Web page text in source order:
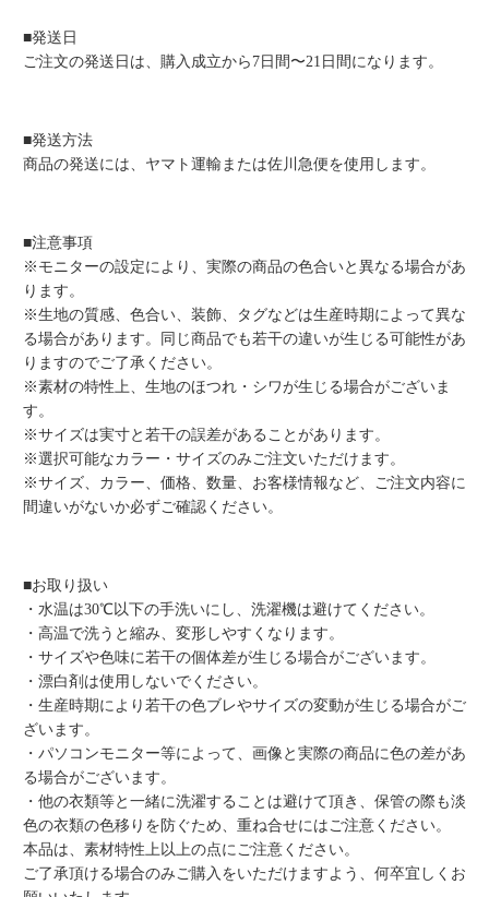
■発送日
ご注文の発送日は、購入成立から7日間〜21日間になります。
■発送方法
商品の発送には、ヤマト運輸または佐川急便を使用します。
■注意事項
※モニターの設定により、実際の商品の色合いと異なる場合があ
ります。
※生地の質感、色合い、装飾、タグなどは生産時期によって異な
る場合があります。同じ商品でも若干の違いが生じる可能性があ
りますのでご了承ください。
※素材の特性上、生地のほつれ・シワが生じる場合がございま
す。
※サイズは実寸と若干の誤差があることがあります。
※選択可能なカラー・サイズのみご注文いただけます。
※サイズ、カラー、価格、数量、お客様情報など、ご注文内容に
間違いがないか必ずご確認ください。
■お取り扱い
・水温は30℃以下の手洗いにし、洗濯機は避けてください。
・高温で洗うと縮み、変形しやすくなります。
・サイズや色味に若干の個体差が生じる場合がございます。
・漂白剤は使用しないでください。
・生産時期により若干の色ブレやサイズの変動が生じる場合がご
ざいます。
・パソコンモニター等によって、画像と実際の商品に色の差があ
る場合がございます。
・他の衣類等と一緒に洗濯することは避けて頂き、保管の際も淡
色の衣類の色移りを防ぐため、重ね合せにはご注意ください。
本品は、素材特性上以上の点にご注意ください。
ご了承頂ける場合のみご購入をいただけますよう、何卒宜しくお